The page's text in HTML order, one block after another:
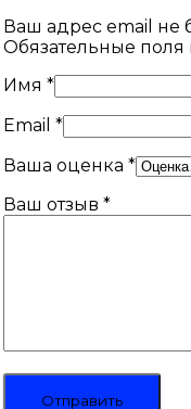
Ваш адрес email не
Обязательные
Имя *
Email *
Ваша оценка *
Ваш отзыв *